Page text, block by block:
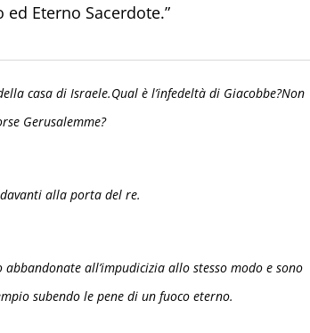
Eterno Sacerdote.”
casa di Israele.Qual è l’infedeltà di Giacobbe?Non
Gerusalemme?
alla porta del re.
all’impudicizia allo stesso modo e sono
subendo le pene di un fuoco eterno.